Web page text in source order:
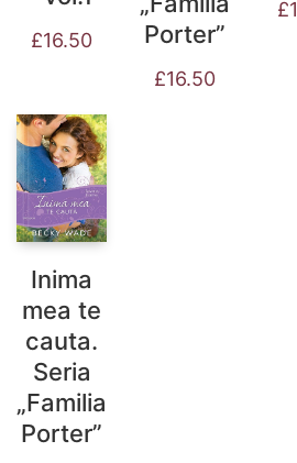
£16.50
Porter”
£16.50
£
Inima
mea te
cauta.
Seria
„Familia
Porter”